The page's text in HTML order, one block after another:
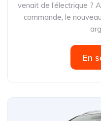
venait de l’électrique ?
commande, le
En